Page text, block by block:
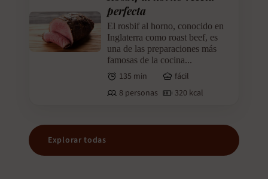
perfecta
El rosbif al horno, conocido en
Inglaterra como roast beef, es
una de las preparaciones más
famosas de la cocina...
135 min
fácil
8 personas
320 kcal
Explorar todas